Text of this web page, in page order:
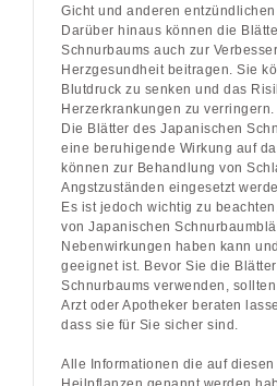
Gicht und anderen
Darüber hinaus können die
Schnurbaums auch zur
Herzgesundheit beitragen. Sie
Blutdruck zu senken und das
Herzerkrankungen zu verringern.
Die Blätter des Japanischen
eine beruhigende Wirkung auf
können zur Behandlung von
Angstzuständen eingesetzt
Es ist jedoch wichtig zu
von Japanischen
Nebenwirkungen haben kann
geeignet ist. Bevor Sie die
Schnurbaums verwenden,
Arzt oder Apotheker beraten
dass sie für Sie sicher sind.
Alle Informationen die auf